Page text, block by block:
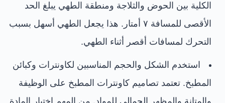
الكلية بين الحوض والثلاجة ومنطقة الطهي يبلغ الحد
الأقصى للمسافة ٧ أمتار. هذا يجعل الطهي أسهل بسبب
التحرك لمسافات أقصر أثناء الطهي.
استخدم الشكل والحجم المناسبين لكاونترات وكبائن
المطبخ. تعتمد تصاميم كاونترات المطبخ على الوظيفة